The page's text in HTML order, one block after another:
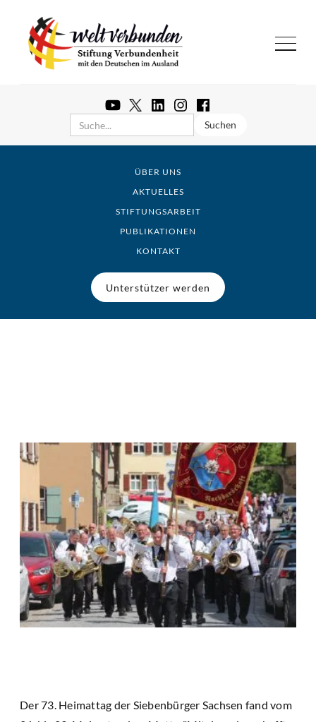
ÜBER UNS
AKTUELLES
STIFTUNGSARBEIT
PUBLIKATIONEN
KONTAKT
Unterstützer werden
Der 73. Heimattag der Siebenbürger Sachsen fand vom